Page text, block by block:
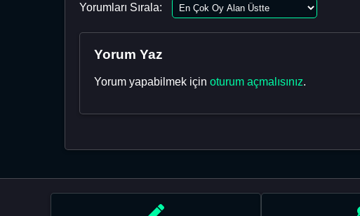
Yorumları Sırala:
Yorum Yaz
Yorum yapabilmek için oturum açmalısınız.